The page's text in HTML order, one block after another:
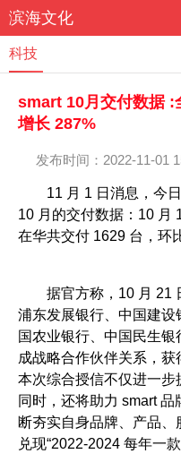
滨海文化
科技
smart 10月交付数据 :
增长 287%
发布时间：2022-11-01
11 月 1 日消息，今日
10 月的交付数据：10 月
在华共交付 1629 台，环
据官方称，10 月 21
浦东发展银行、中国建设
国农业银行、中国民生
成战略合作伙伴关系，获
本次综合授信不仅进一步
同时，还将助力 smart
断夯实自身品牌、产品
兑现“2022-2024 每年一